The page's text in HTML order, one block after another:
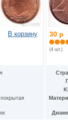
В корзину 30 р
(4 шт.)